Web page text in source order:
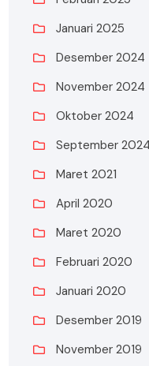
Januari 2025
Desember 2024
November 2024
Oktober 2024
September 2024
Maret 2021
April 2020
Maret 2020
Februari 2020
Januari 2020
Desember 2019
November 2019